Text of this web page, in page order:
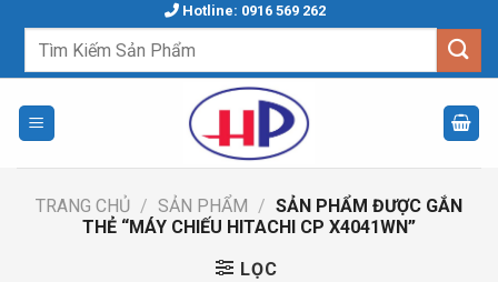
content
Hotline: 0916 569 262
Tìm
TRANG CHỦ / SẢN PHẨM / SẢN PHẨM ĐƯỢC GẮN
THẺ “MÁY CHIẾU HITACHI CP X4041WN”
LỌC